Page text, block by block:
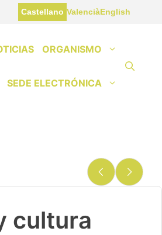
Castellano ValenciàEnglish
ORGANISMO
SEDE ELECTRÓNICA
cultura